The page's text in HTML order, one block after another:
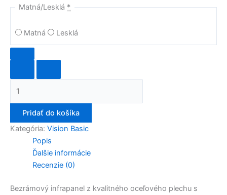
Matná/Lesklá *
Matná Lesklá
Pridať do košíka
Kategória: Vision Basic
Popis
Ďalšie informácie
Recenzie (0)
Bezrámový infrapanel z kvalitného oceľového plechu s